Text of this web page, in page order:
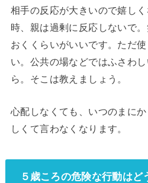
相手の反応が大きいので嬉し
時、親は過剰に反応しないで
おくくらいがいいです。ただ
い。公共の場などではふさわ
ら。そこは教えましょう。
心配しなくても、いつのまに
しくて言わなくなります。
５歳ころの危険な行動はど